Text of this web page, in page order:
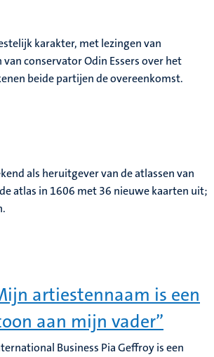
karakter, met lezingen van
conservator Odin Essers over het
beide partijen de overeenkomst.
als heruitgever van de atlassen van
atlas in 1606 met 36 nieuwe kaarten uit;
artiestennaam is een
aan mijn vader”
Business Pia Geffroy is een